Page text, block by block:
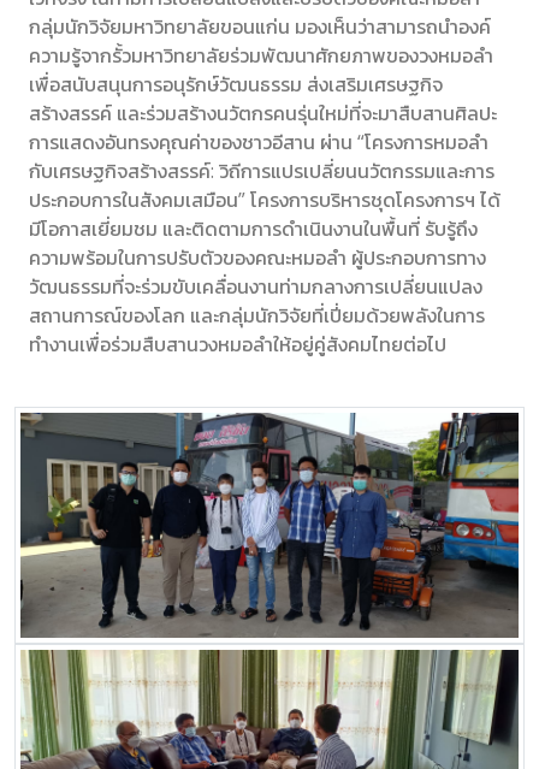
กลุ่มนักวิจัยมหาวิทยาลัยขอนแก่น มองเห็นว่าสามารถนำองค์
ความรู้จากรั้วมหาวิทยาลัยร่วมพัฒนาศักยภาพของวงหมอลำ
เพื่อสนับสนุนการอนุรักษ์วัฒนธรรม ส่งเสริมเศรษฐกิจ
สร้างสรรค์ และร่วมสร้างนวัตกรคนรุ่นใหม่ที่จะมาสืบสานศิลปะ
การแสดงอันทรงคุณค่าของชาวอีสาน ผ่าน “โครงการหมอลำ
กับเศรษฐกิจสร้างสรรค์: วิถีการแปรเปลี่ยนนวัตกรรมและการ
ประกอบการในสังคมเสมือน” โครงการบริหารชุดโครงการฯ ได้
มีโอกาสเยี่ยมชม และติดตามการดำเนินงานในพื้นที่ รับรู้ถึง
ความพร้อมในการปรับตัวของคณะหมอลำ ผู้ประกอบการทาง
วัฒนธรรมที่จะร่วมขับเคลื่อนงานท่ามกลางการเปลี่ยนแปลง
สถานการณ์ของโลก และกลุ่มนักวิจัยที่เปี่ยมด้วยพลังในการ
ทำงานเพื่อร่วมสืบสานวงหมอลำให้อยู่คู่สังคมไทยต่อไป